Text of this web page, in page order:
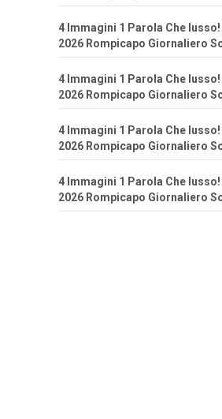
4 Immagini 1 Parola Che
2026 Rompicapo Giornaliero
4 Immagini 1 Parola Che
2026 Rompicapo Giornaliero
4 Immagini 1 Parola Che
2026 Rompicapo Giornaliero
4 Immagini 1 Parola Che
2026 Rompicapo Giornaliero